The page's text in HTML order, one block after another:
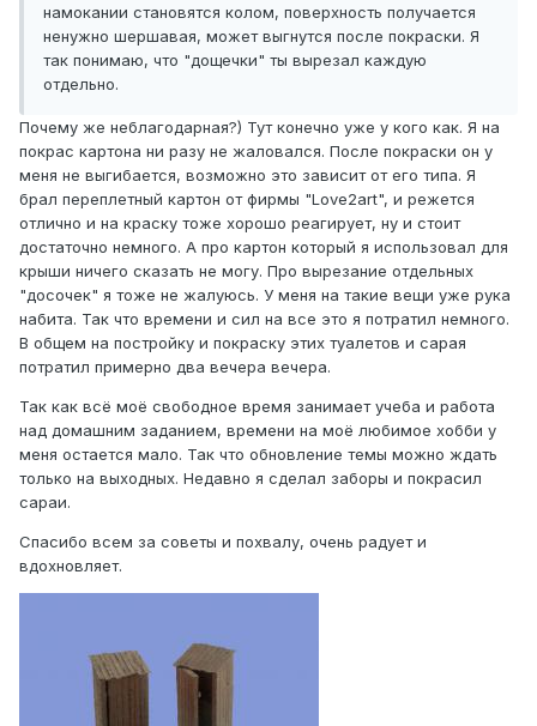
намокании становятся колом, поверхность получается
ненужно шершавая, может выгнутся после покраски. Я
так понимаю, что "дощечки" ты вырезал каждую
отдельно.
Почему же неблагодарная?) Тут конечно уже у кого как. Я на
покрас картона ни разу не жаловался. После покраски он у
меня не выгибается, возможно это зависит от его типа. Я
брал переплетный картон от фирмы "Love2art", и режется
отлично и на краску тоже хорошо реагирует, ну и стоит
достаточно немного. А про картон который я использовал для
крыши ничего сказать не могу. Про вырезание отдельных
"досочек" я тоже не жалуюсь. У меня на такие вещи уже рука
набита. Так что времени и сил на все это я потратил немного.
В общем на постройку и покраску этих туалетов и сарая
потратил примерно два вечера вечера.
Так как всё моё свободное время занимает учеба и работа
над домашним заданием, времени на моё любимое хобби у
меня остается мало. Так что обновление темы можно ждать
только на выходных. Недавно я сделал заборы и покрасил
сараи.
Спасибо всем за советы и похвалу, очень радует и
вдохновляет.